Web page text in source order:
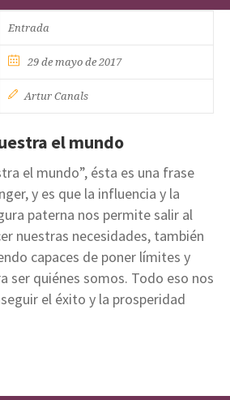
Entrada
29 de mayo de 2017
Artur Canals
el mundo
el mundo”, ésta es una frase
y es que la influencia y la
paterna nos permite salir al
nuestras necesidades, también
capaces de poner límites y
ser quiénes somos. Todo eso nos
el éxito y la prosperidad